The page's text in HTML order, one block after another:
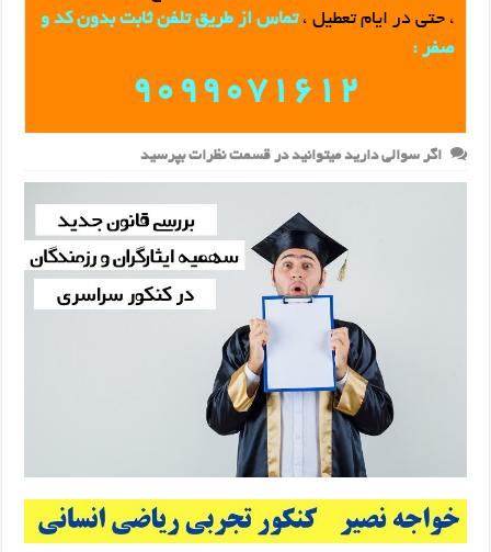
، حتی در ایام تعطیل ،تماس از طريق تلفن ثابت بدون کد و
صفر :
9099071612
اگر سوالی دارید میتوانید در قسمت نظرات بپرسید